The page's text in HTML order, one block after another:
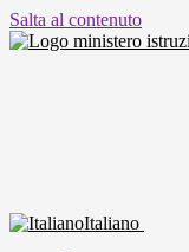
Salta al contenuto
Italiano